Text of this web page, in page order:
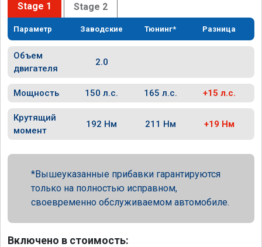
Stage 1 Stage 2
Параметр Заводские Тюнинг* Разница
Объем
двигателя
2.0
Мощность 150 л.с. 165 л.с. +15 л.с.
Крутящий
момент
192 Нм 211 Нм +19 Нм
Вышеуказанные прибавки гарантируются
только на полностью исправном,
своевременно обслуживаемом автомобиле.
Включено в стоимость: